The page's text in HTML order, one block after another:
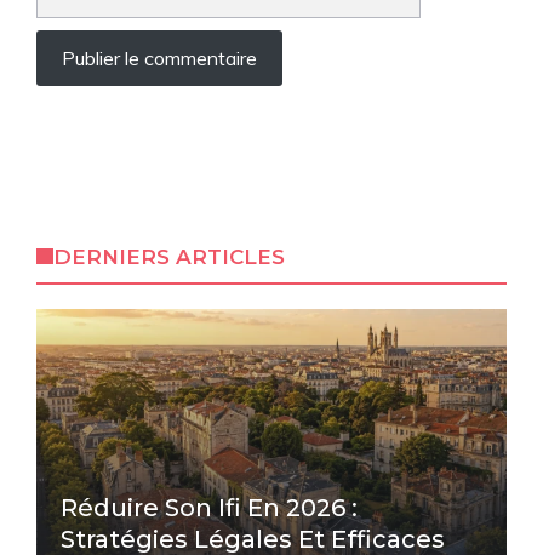
DERNIERS ARTICLES
Réduire Son Ifi En 2026 :
Stratégies Légales Et Efficaces